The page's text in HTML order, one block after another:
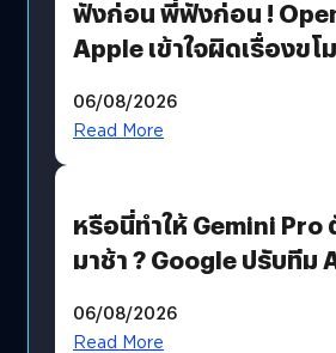
ฟังก่อน พี่ฟังก่อน !
Apple เข้าใจผิดเรื่องขโ
06/08/2026
Read More
หรือนี่ทำให้ Gemini Pro
มาช้า ? Google ปรับทีม
AGI
06/08/2026
Read More